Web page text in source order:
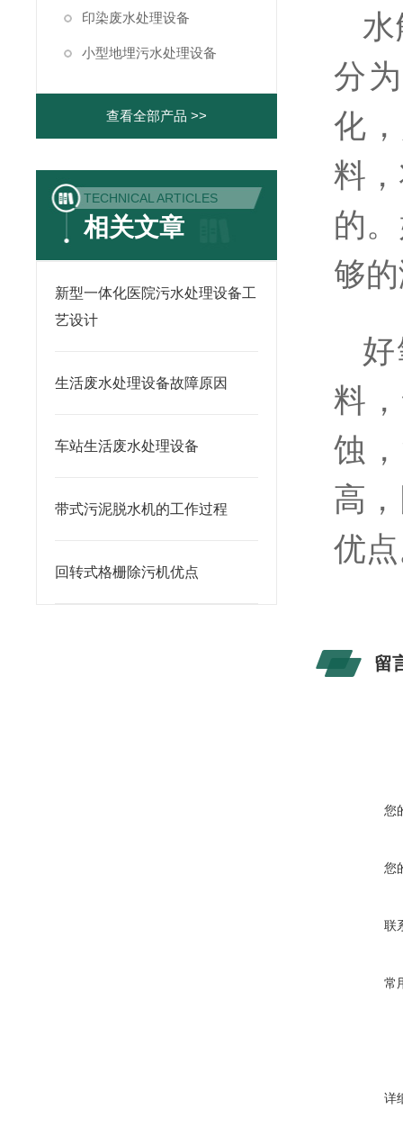
印染废水处理设备
小型地埋污水处理设备
查看全部产品 >>
TECHNICAL ARTICLES
相关文章
新型一体化医院污水处理设备工
艺设计
生活废水处理设备故障原因
车站生活废水处理设备
带式污泥脱水机的工作过程
回转式格栅除污机优点
分
化
料
的
够
料
蚀
高
优
留
您
您
联
常
详